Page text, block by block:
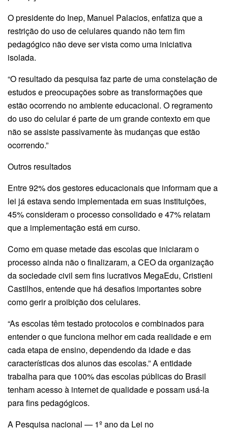
O presidente do Inep, Manuel Palacios, enfatiza que a
restrição do uso de celulares quando não tem fim
pedagógico não deve ser vista como uma iniciativa
isolada.
“O resultado da pesquisa faz parte de uma constelação de
estudos e preocupações sobre as transformações que
estão ocorrendo no ambiente educacional. O regramento
do uso do celular é parte de um grande contexto em que
não se assiste passivamente às mudanças que estão
ocorrendo.”
Outros resultados
Entre 92% dos gestores educacionais que informam que a
lei já estava sendo implementada em suas instituições,
45% consideram o processo consolidado e 47% relatam
que a implementação está em curso.
Como em quase metade das escolas que iniciaram o
processo ainda não o finalizaram, a CEO da organização
da sociedade civil sem fins lucrativos MegaEdu, Cristieni
Castilhos, entende que há desafios importantes sobre
como gerir a proibição dos celulares.
“As escolas têm testado protocolos e combinados para
entender o que funciona melhor em cada realidade e em
cada etapa de ensino, dependendo da idade e das
características dos alunos das escolas.” A entidade
trabalha para que 100% das escolas públicas do Brasil
tenham acesso à internet de qualidade e possam usá-la
para fins pedagógicos.
A Pesquisa nacional — 1º ano da Lei no